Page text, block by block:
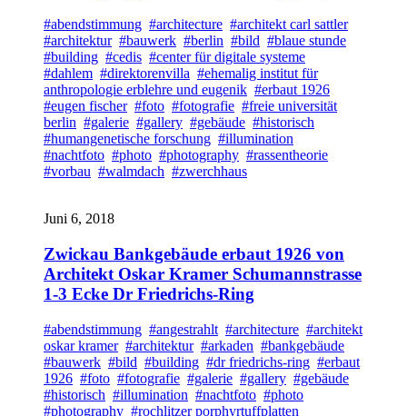
#abendstimmung #architecture #architekt carl sattler
#architektur #bauwerk #berlin #bild #blaue stunde
#building #cedis #center für digitale systeme
#dahlem #direktorenvilla #ehemalig institut für
anthropologie erblehre und eugenik #erbaut 1926
#eugen fischer #foto #fotografie #freie universität
berlin #galerie #gallery #gebäude #historisch
#humangenetische forschung #illumination
#nachtfoto #photo #photography #rassentheorie
#vorbau #walmdach #zwerchhaus
Juni 6, 2018
Zwickau Bankgebäude erbaut 1926 von
Architekt Oskar Kramer Schumannstrasse
1-3 Ecke Dr Friedrichs-Ring
#abendstimmung #angestrahlt #architecture #architekt
oskar kramer #architektur #arkaden #bankgebäude
#bauwerk #bild #building #dr friedrichs-ring #erbaut
1926 #foto #fotografie #galerie #gallery #gebäude
#historisch #illumination #nachtfoto #photo
#photography #rochlitzer porphyrtuffplatten